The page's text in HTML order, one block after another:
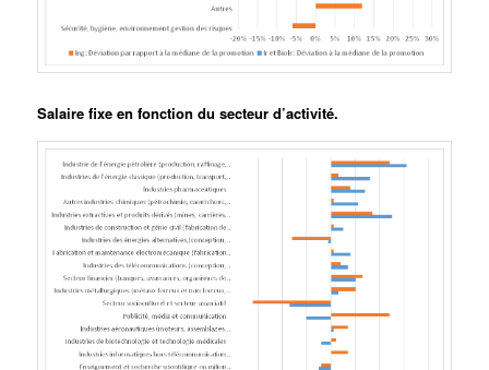
Salaire fixe en fonction du secteur d’activité.